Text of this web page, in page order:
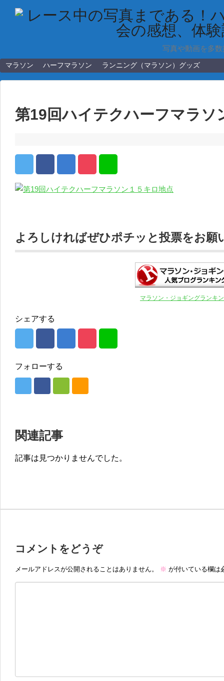
写真や動画を多
マラソン ハーフマラソン ランニング（マラソン）グッズ
第19回ハイテクハーフマラソ
よろしければぜひポチッと投票をお願
マラソン・ジョギングランキ
シェアする
フォローする
関連記事
記事は見つかりませんでした。
コメントをどうぞ
メールアドレスが公開されることはありません。 ※ が付いている欄は